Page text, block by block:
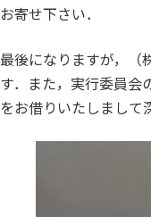
お寄せ下さい．
最後になりますが，（
す．また，実行委員会
をお借りいたしまして